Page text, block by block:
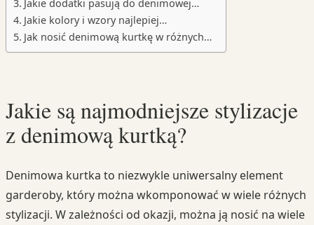
Jakie dodatki pasują do denimowej…
Jakie kolory i wzory najlepiej…
Jak nosić denimową kurtkę w różnych…
Jakie są najmodniejsze stylizacje
z denimową kurtką?
Denimowa kurtka to niezwykle uniwersalny element
garderoby, który można wkomponować w wiele różnych
stylizacji. W zależności od okazji, można ją nosić na wiele